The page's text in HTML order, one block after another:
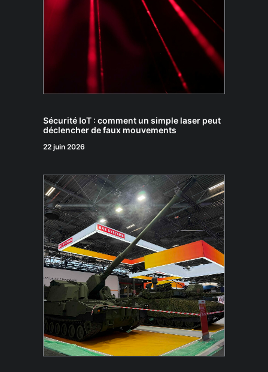
Sécurité IoT : comment un simple laser peut
déclencher de faux mouvements
22 juin 2026